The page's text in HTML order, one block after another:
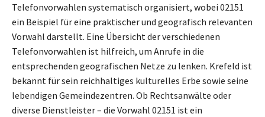
Telefonvorwahlen systematisch organisiert, wobei 02151
ein Beispiel für eine praktischer und geografisch relevanten
Vorwahl darstellt. Eine Übersicht der verschiedenen
Telefonvorwahlen ist hilfreich, um Anrufe in die
entsprechenden geografischen Netze zu lenken. Krefeld ist
bekannt für sein reichhaltiges kulturelles Erbe sowie seine
lebendigen Gemeindezentren. Ob Rechtsanwälte oder
diverse Dienstleister – die Vorwahl 02151 ist ein